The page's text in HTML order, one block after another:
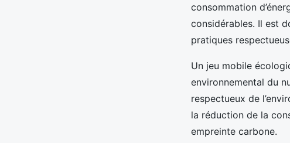
consommation
considérables. Il est
pratiques
Un jeu mobile
environnemental du
respectueux de
la réduction de la
empreinte carbone.